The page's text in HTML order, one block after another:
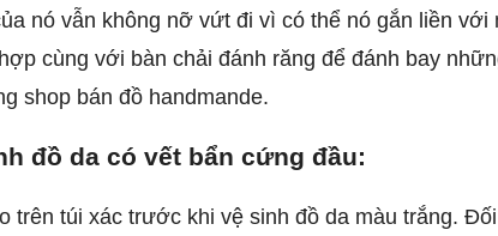
nó vẫn không nỡ vứt đi vì có thể nó gắn liền với
cùng với bàn chải đánh răng để đánh bay
shop bán đồ handmande.
đồ da có vết bẩn cứng đầu:
túi xác trước khi vệ sinh đồ da màu trắng.